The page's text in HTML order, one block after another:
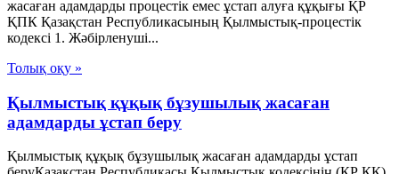
жасаған адамдарды процестік емес ұстап алуға құқығы ҚР
ҚПК Қазақстан Республикасының Қылмыстық-процестік
кодексi 1. Жәбiрленушi...
Толық оқу »
Қылмыстық құқық бұзушылық жасаған
адамдарды ұстап беру
Қылмыстық құқық бұзушылық жасаған адамдарды ұстап